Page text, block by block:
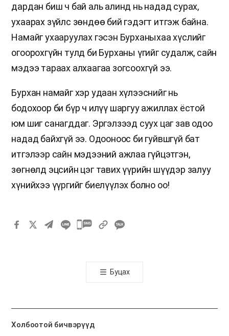
дардан биш ч бай аль алинд нь надад сурах,
ухаарах зүйлс зөндөө бий гэдэгт итгэж байна.
Намайг ухааруулах гэсэн Бурханыхаа хүслийг
огоорохгүйн тулд би Бурханы үгийг судалж, сайн
мэдээ тараах алхаагаа зогсоохгүй ээ.
Бурхан намайг хэр удаан хүлээснийг нь
бодохоор би бүр ч илүү шаргуу ажиллах ёстой
юм шиг санагддаг. Эргэлзээд суух цаг зав одоо
надад байхгүй ээ. Одооноос би гуйвшгүй бат
итгэлээр сайн мэдээний ажлаа гүйцэтгэн,
зөгнөлд эцсийн цэг тавих үүрийн шүүдэр залуу
хүнийхээ үүргийг биелүүлэх болно оо!
카
톡
공
기
Буцах
Холбоотой бичвэрүүд